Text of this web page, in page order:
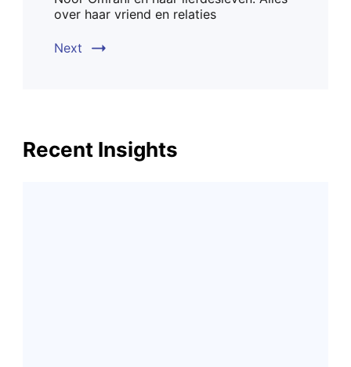
over haar vriend en relaties
Next
Recent Insights